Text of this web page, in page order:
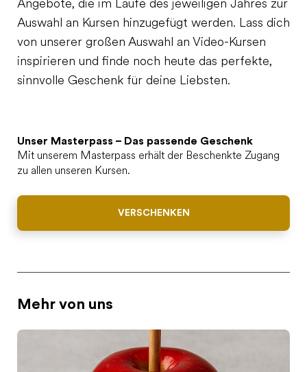
Angebote, die im Laufe des jeweiligen Jahres zur
Auswahl an Kursen hinzugefügt werden. Lass dich
von unserer großen Auswahl an Video-Kursen
inspirieren und finde noch heute das perfekte,
sinnvolle Geschenk für deine Liebsten.
Unser Masterpass – Das passende Geschenk
Mit unserem Masterpass erhält der Beschenkte Zugang
zu allen unseren Kursen.
VERSCHENKEN
Mehr von uns